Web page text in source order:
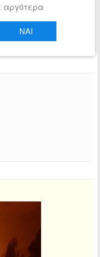
αργότερα
ΝΑΙ